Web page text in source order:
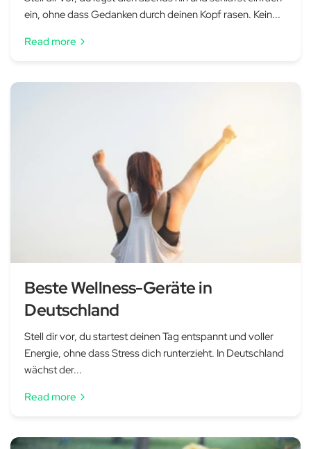
ein, ohne dass Gedanken durch deinen Kopf rasen. Kein...
Read more
Beste Wellness-Geräte in
Deutschland
Stell dir vor, du startest deinen Tag entspannt und voller
Energie, ohne dass Stress dich runterzieht. In Deutschland
wächst der...
Read more